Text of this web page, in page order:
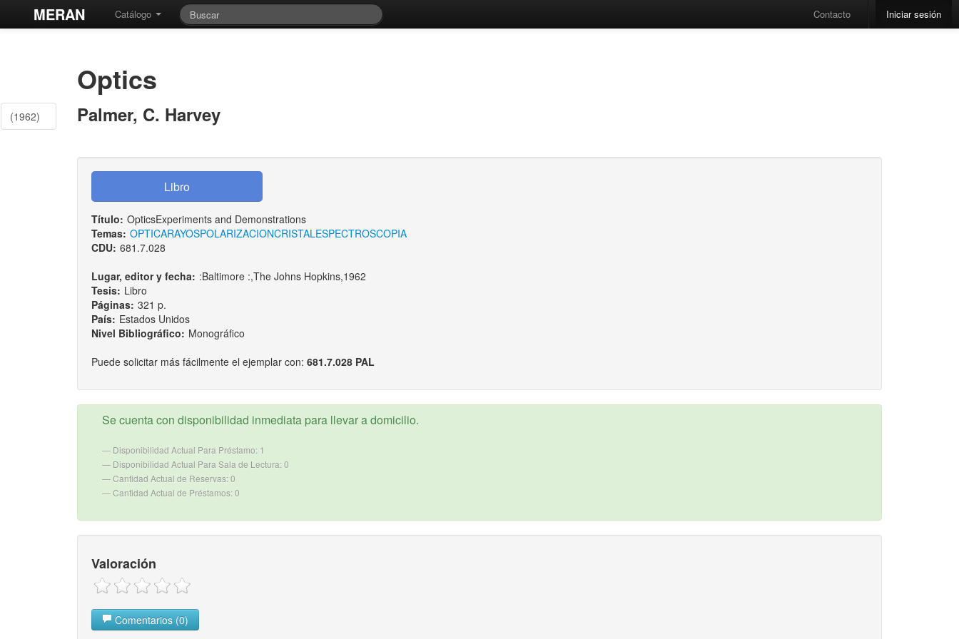
MERAN Catálogo Contacto Iniciar sesión
(1962)
Optics
Palmer, C. Harvey
Título: OpticsExperiments and Demonstrations
Temas: OPTICARAYOSPOLARIZACIONCRISTALESPECTROSCOPIA
CDU: 681.7.028
Lugar, editor y fecha: :Baltimore :,The Johns Hopkins,1962
Tesis: Libro
Páginas: 321 p.
País: Estados Unidos
Nivel Bibliográfico: Monográfico
Puede solicitar más fácilmente el ejemplar con: 681.7.028 PAL
Se cuenta con disponibilidad inmediata para llevar a domicilio.
Disponibilidad Actual Para Préstamo: 1
Disponibilidad Actual Para Sala de Lectura: 0
Cantidad Actual de Reservas: 0
Cantidad Actual de Préstamos: 0
Valoración
Comentarios (0)